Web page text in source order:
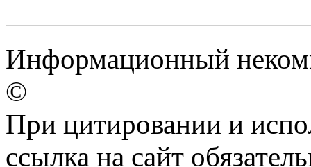
Информационный
©
При цитировании и
ссылка на сайт